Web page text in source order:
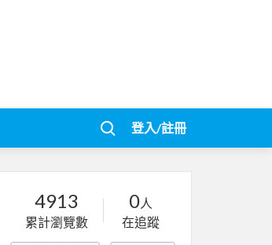
登入/註冊
4913
累計瀏覽數
0人
在追蹤